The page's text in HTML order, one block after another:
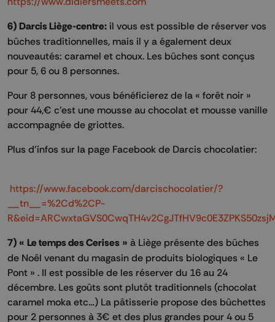
6) Darcis Liège-centre: il vous est possible de réserver vos
bûches traditionnelles, mais il y a également deux
nouveautés: caramel et choux. Les bûches sont conçus
pour 5, 6 ou 8 personnes.
Pour 8 personnes, vous bénéficierez de la « forêt noir »
pour 44,€ c’est une mousse au chocolat et mousse vanille
accompagnée de griottes.
Plus d’infos sur la page Facebook de Darcis chocolatier:
https://www.facebook.com/darcischocolatier/?
__tn__=%2Cd%2CP-
7) « Le temps des Cerises » à Liège présente des bûches
de Noêl venant du magasin de produits biologiques « Le
Pont » . Il est possible de les réserver du 16 au 24
décembre. Les goûts sont plutôt traditionnels (chocolat
caramel moka etc…) La pâtisserie propose des bûchettes
pour 2 personnes à 3€ et des plus grandes pour 4 ou 5